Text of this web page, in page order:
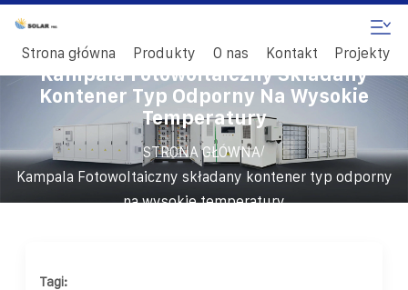
Strona główna Produkty O nas Kontakt Projekty
Kampala Fotowoltaiczny Składany
Kontener Typ Odporny Na Wysokie
Temperatury
STRONA GŁÓWNA/
Kampala Fotowoltaiczny składany kontener typ odporny
na wysokie temperatury
Tagi: